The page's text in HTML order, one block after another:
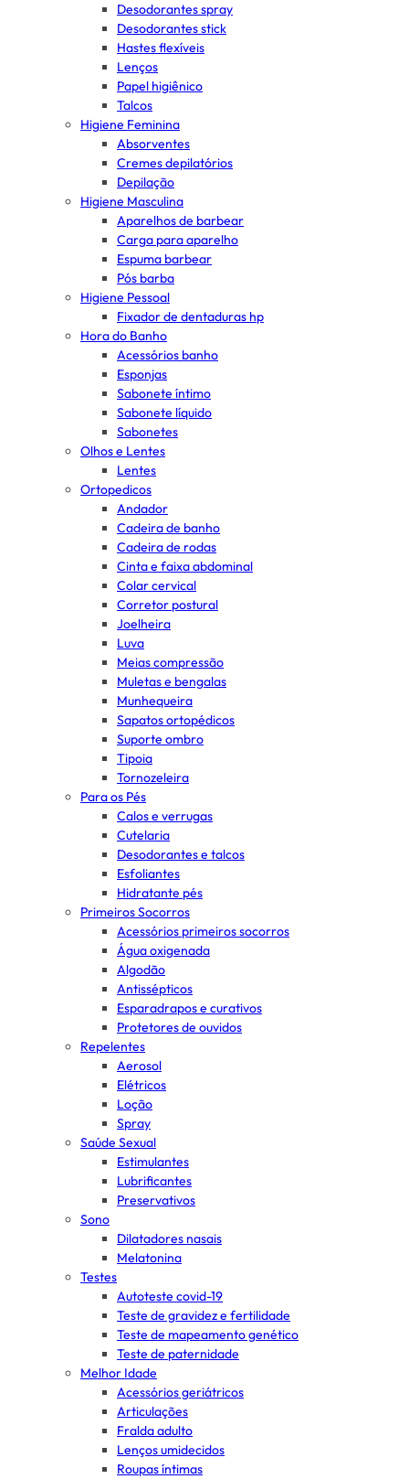
Desodorantes spray
Desodorantes stick
Hastes flexíveis
Lenços
Papel higiênico
Talcos
Higiene Feminina
Absorventes
Cremes depilatórios
Depilação
Higiene Masculina
Aparelhos de barbear
Carga para aparelho
Espuma barbear
Pós barba
Higiene Pessoal
Fixador de dentaduras hp
Hora do Banho
Acessórios banho
Esponjas
Sabonete íntimo
Sabonete líquido
Sabonetes
Olhos e Lentes
Lentes
Ortopedicos
Andador
Cadeira de banho
Cadeira de rodas
Cinta e faixa abdominal
Colar cervical
Corretor postural
Joelheira
Luva
Meias compressão
Muletas e bengalas
Munhequeira
Sapatos ortopédicos
Suporte ombro
Tipoia
Tornozeleira
Para os Pés
Calos e verrugas
Cutelaria
Desodorantes e talcos
Esfoliantes
Hidratante pés
Primeiros Socorros
Acessórios primeiros socorros
Água oxigenada
Algodão
Antissépticos
Esparadrapos e curativos
Protetores de ouvidos
Repelentes
Aerosol
Elétricos
Loção
Spray
Saúde Sexual
Estimulantes
Lubrificantes
Preservativos
Sono
Dilatadores nasais
Melatonina
Testes
Autoteste covid-19
Teste de gravidez e fertilidade
Teste de mapeamento genético
Teste de paternidade
Melhor Idade
Acessórios geriátricos
Articulações
Fralda adulto
Lenços umidecidos
Roupas íntimas